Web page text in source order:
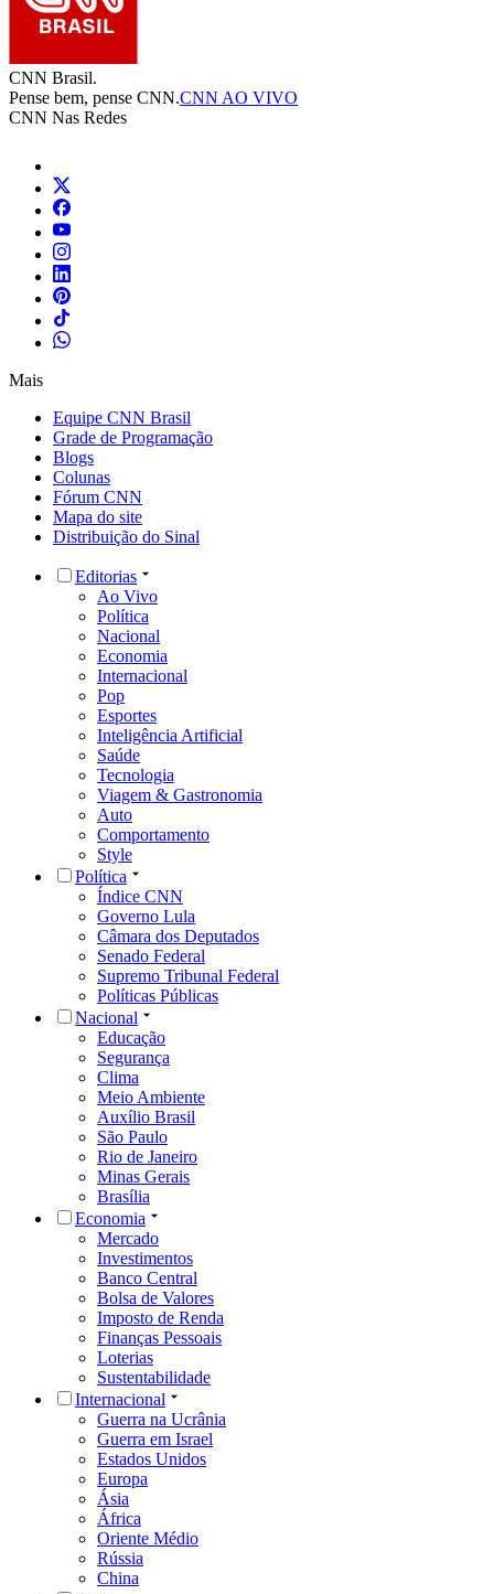
CNN Brasil.
Pense bem, pense CNN.CNN AO VIVO
CNN Nas Redes
Mais
Equipe CNN Brasil
Grade de Programação
Blogs
Colunas
Fórum CNN
Mapa do site
Distribuição do Sinal
Editorias
Ao Vivo
Política
Nacional
Economia
Internacional
Pop
Esportes
Inteligência Artificial
Saúde
Tecnologia
Viagem & Gastronomia
Auto
Comportamento
Style
Política
Índice CNN
Governo Lula
Câmara dos Deputados
Senado Federal
Supremo Tribunal Federal
Políticas Públicas
Nacional
Educação
Segurança
Clima
Meio Ambiente
Auxílio Brasil
São Paulo
Rio de Janeiro
Minas Gerais
Brasília
Economia
Mercado
Investimentos
Banco Central
Bolsa de Valores
Imposto de Renda
Finanças Pessoais
Loterias
Sustentabilidade
Internacional
Guerra na Ucrânia
Guerra em Israel
Estados Unidos
Europa
Ásia
África
Oriente Médio
Rússia
China